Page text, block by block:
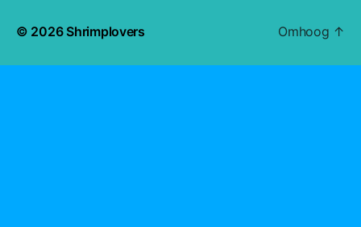
© 2026 Shrimplovers Omhoog ↑